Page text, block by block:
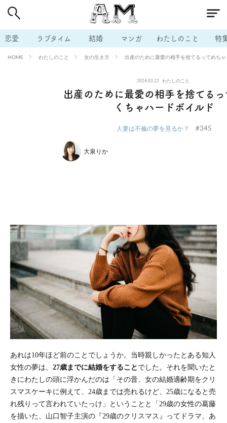
恋愛 ラブタイム 結婚 マンガ わたしのこと 特
HOME わたしのこと 女の生き方 出産のために最愛の相手を捨てるってめち
2024.03.22 わたしのこと
出産のために最愛の相手を捨てる
くちゃハードボイルド
人妻は不倫の夢を見るか？ #345
大泉りか
あれは10年ほど前のことでしょうか。当時親しかったとある知人
女性の夢は、 27歳までに結婚をすること でした。それを聞いたと
きにわたしの頭に浮かんだのは「その昔、女の結婚適齢期をクリ
スマスケーキに例えて、24歳までは売れるけど、25歳になると売
れ残りって言われていたっけ」ということと「29歳の女性の葛藤
を描いた、山口智子主演の『29歳のクリスマス』ってドラマ、あ
# 男の本音 # セフレ # 不倫
# 出会う方法 # マッチングアプリ # ラブグッズ # 体の相